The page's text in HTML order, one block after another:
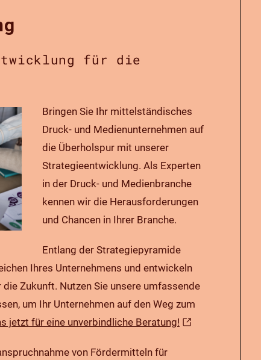
für die
Bringen Sie Ihr mittelständisches
Druck- und Medienunternehmen auf
die Überholspur mit unserer
Strategieentwicklung. Als Experten
in der Druck- und Medienbranche
kennen wir die Herausforderungen
und Chancen in Ihrer Branche.
Entlang der Strategiepyramide
Ihres Unternehmens und entwickeln
Zukunft. Nutzen Sie unsere umfassende
um Ihr Unternehmen auf den Weg zum
jetzt für eine unverbindliche Beratung!
von Fördermitteln für